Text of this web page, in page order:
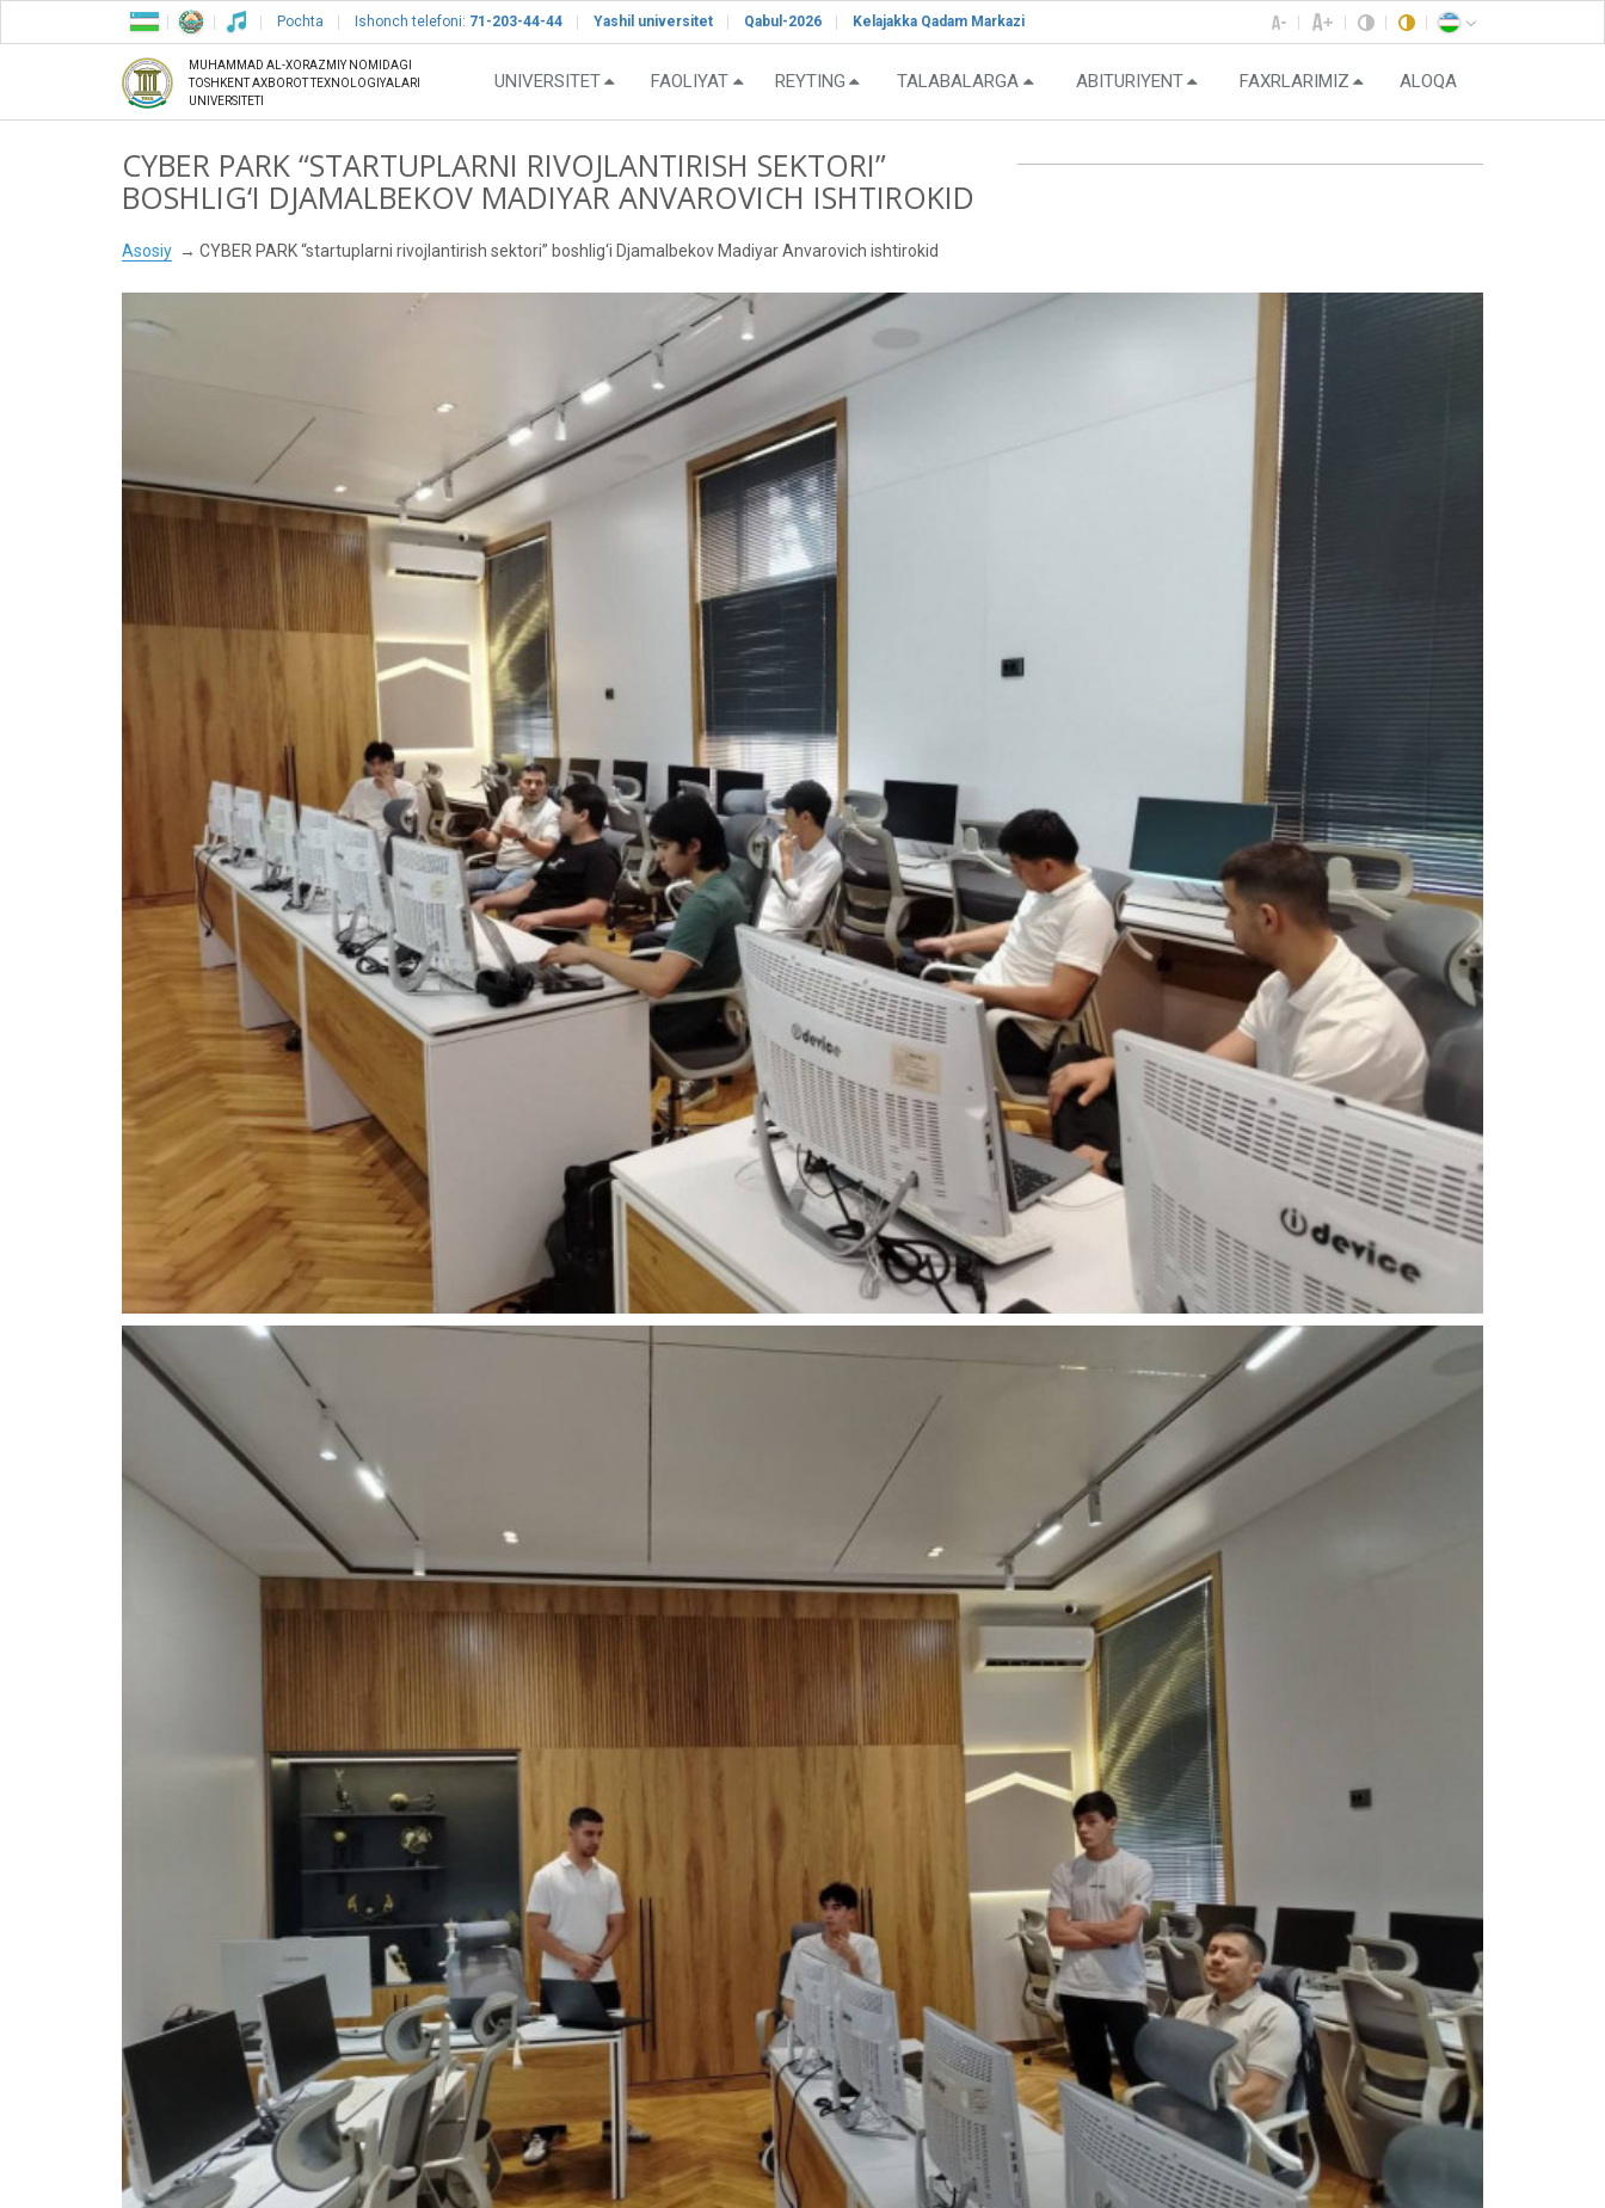
Pochta Ishonch telefoni: 71-203-44-44 Yashil universitet Qabul-2026 Kelajakka Qadam Markazi
MUHAMMAD AL-XORAZMIY NOMIDAGI
TOSHKENT AXBOROT TEXNOLOGIYALARI
UNIVERSITETI
UNIVERSITET FAOLIYAT REYTING TALABALARGA ABITURIYENT FAXRLARIMIZ ALOQA
CYBER PARK “STARTUPLARNI RIVOJLANTIRISH SEKTORI”
BOSHLIG‘I DJAMALBEKOV MADIYAR ANVAROVICH ISHTIROKID
Asosiy CYBER PARK “startuplarni rivojlantirish sektori” boshlig‘i Djamalbekov Madiyar Anvarovich ishtirokid